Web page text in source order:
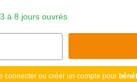
à 8 jours ouvrés
connecter ou créer un compte pour